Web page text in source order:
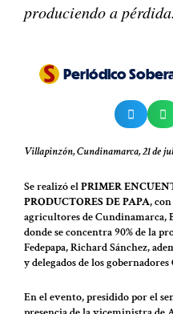
produciendo a pérdida.
Periódico
Villapinzón, Cundinamarca, 21 de
Se realizó elPRIMER
PRODUCTORES DE PAPA,
agricultores de Cundinamarca,
donde se concentra 90% de la
Fedepapa, Richard Sánchez,
y delegados de los
En el evento, presidido por el